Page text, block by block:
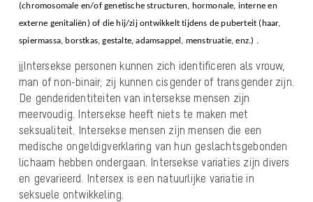
(chromosomale en/of genetische structuren, hormonale, interne en
externe genitaliën) of die hij/zij ontwikkelt tijdens de puberteit (haar,
spiermassa, borstkas, gestalte, adamsappel, menstruatie, enz.) .
iiIntersekse personen kunnen zich identificeren als vrouw,
man of non-binair; zij kunnen cisgender of transgender zijn.
De genderidentiteiten van intersekse mensen zijn
meervoudig. Intersekse heeft niets te maken met
seksualiteit. Intersekse mensen zijn mensen die een
medische ongeldigverklaring van hun geslachtsgebonden
lichaam hebben ondergaan. Intersekse variaties zijn divers
en gevarieerd. Intersex is een natuurlijke variatie in
seksuele ontwikkeling.